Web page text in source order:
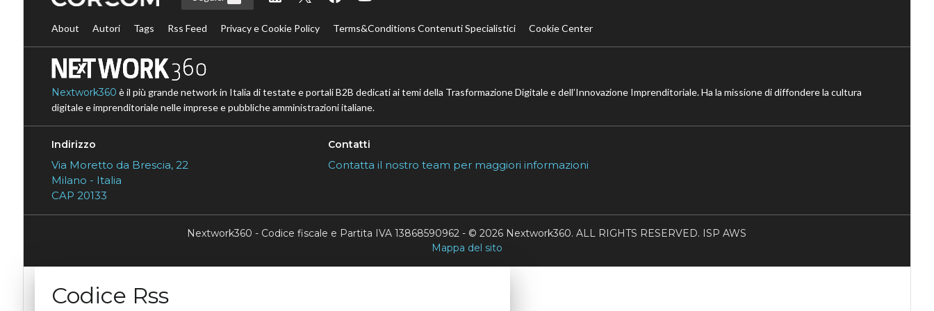
About Autori Tags Rss Feed Privacy e Cookie Policy Terms&Conditions Contenuti Specialistici Cookie Center
Nextwork360 è il più grande network in Italia di testate e portali B2B dedicati ai temi della Trasformazione Digitale e dell’Innovazione Imprenditoriale. Ha la missione di diffondere la cultura
digitale e imprenditoriale nelle imprese e pubbliche amministrazioni italiane.
Indirizzo
Via Moretto da Brescia, 22
Milano - Italia
CAP 20133
Contatti
Contatta il nostro team per maggiori informazioni
Nextwork360 - Codice fiscale e Partita IVA 13868590962 - © 2026 Nextwork360. ALL RIGHTS RESERVED. ISP AWS
Mappa del sito
Codice Rss